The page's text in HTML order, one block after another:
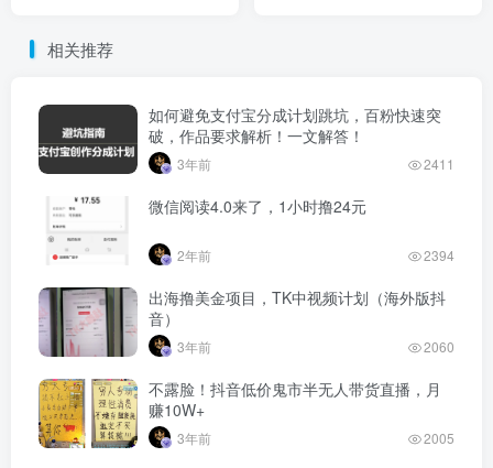
相关推荐
如何避免支付宝分成计划跳坑，百粉快速突
破，作品要求解析！一文解答！
3年前 2411
微信阅读4.0来了，1小时撸24元
2年前 2394
出海撸美金项目，TK中视频计划（海外版抖
音）
3年前 2060
不露脸！抖音低价鬼市半无人带货直播，月
赚10W+
3年前 2005